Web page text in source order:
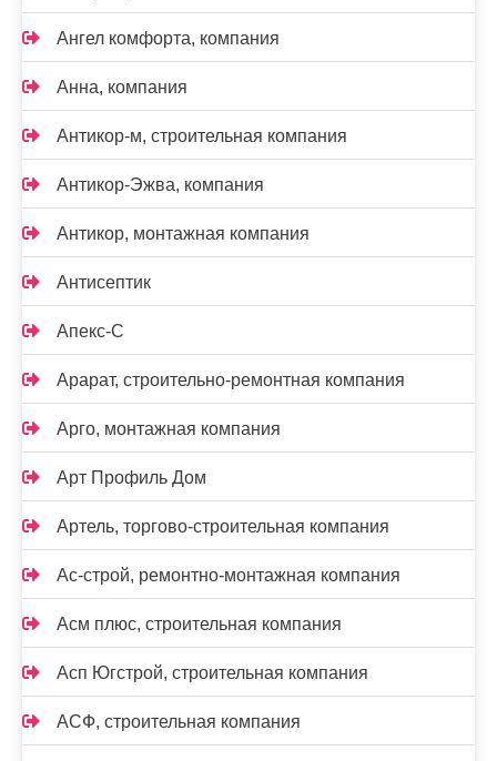
Ангел комфорта, компания
Анна, компания
Антикор-м, строительная компания
Антикор-Эжва, компания
Антикор, монтажная компания
Антисептик
Апекс-С
Арарат, строительно-ремонтная компания
Арго, монтажная компания
Арт Профиль Дом
Артель, торгово-строительная компания
Ас-строй, ремонтно-монтажная компания
Асм плюс, строительная компания
Асп Югстрой, строительная компания
АСФ, строительная компания